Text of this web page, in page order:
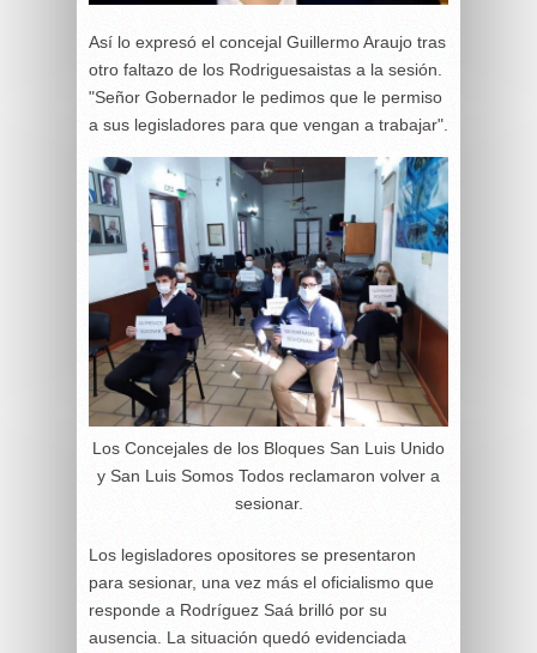
Así lo expresó el concejal Guillermo Araujo tras
otro faltazo de los Rodriguesaistas a la sesión.
"Señor Gobernador le pedimos que le permiso
a sus legisladores para que vengan a trabajar".
Los Concejales de los Bloques San Luis Unido
y San Luis Somos Todos reclamaron volver a
sesionar.
Los legisladores opositores se presentaron
para sesionar, una vez más el oficialismo que
responde a Rodríguez Saá brilló por su
ausencia. La situación quedó evidenciada